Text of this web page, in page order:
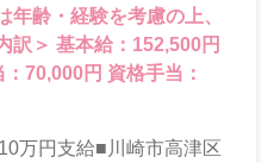
齢・経験を考慮の上、
70,000円 資格手当：
万円支給■川崎市高津区